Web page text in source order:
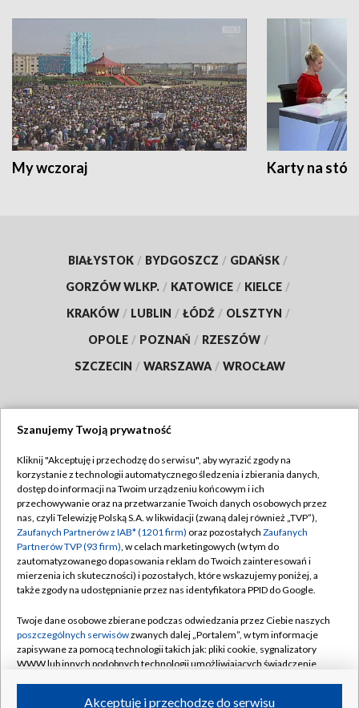
My wczoraj Karty na
BIAŁYSTOK / BYDGOSZCZ / GDAŃSK /
GORZÓW WLKP. / KATOWICE / KIELCE /
KRAKÓW / LUBLIN / ŁÓDŹ / OLSZTYN /
OPOLE / POZNAŃ / RZESZÓW /
SZCZECIN / WARSZAWA / WROCŁAW
TVP
Abonament TVP
Emisja w TVP
Centrum informacji TVP
Naziemna Telewizja Cyfrowa
Rada Programowa
System NOS
Informacje o nadawcy
Regulamin TVP
Polityka prywatności
Moje zgody
Pomoc
Kontakt
Kanały
Szanujemy Twoją prywatność
Kliknij "Akceptuję i przechodzę do serwisu", aby wyrazić zgody na
korzystanie z technologii automatycznego śledzenia i zbierania danych,
dostęp do informacji na Twoim urządzeniu końcowym i ich
przechowywanie oraz na przetwarzanie Twoich danych osobowych przez
nas, czyli Telewizję Polską S.A. w likwidacji (zwaną dalej również „TVP”),
Zaufanych Partnerów z IAB* (1201 firm) oraz pozostałych Zaufanych
Partnerów TVP (93 firm), w celach marketingowych (w tym do
zautomatyzowanego dopasowania reklam do Twoich zainteresowań i
mierzenia ich skuteczności) i pozostałych, które wskazujemy poniżej, a
także zgody na udostępnianie przez nas identyfikatora PPID do Google.
Twoje dane osobowe zbierane podczas odwiedzania przez Ciebie naszych
poszczególnych serwisówzwanych dalej „Portalem”, w tym informacje
zapisywane za pomocą technologii takich jak: pliki cookie, sygnalizatory
WWW lub innych podobnych technologii umożliwiających świadczenie
Akceptuję i przechodzę do serwisu